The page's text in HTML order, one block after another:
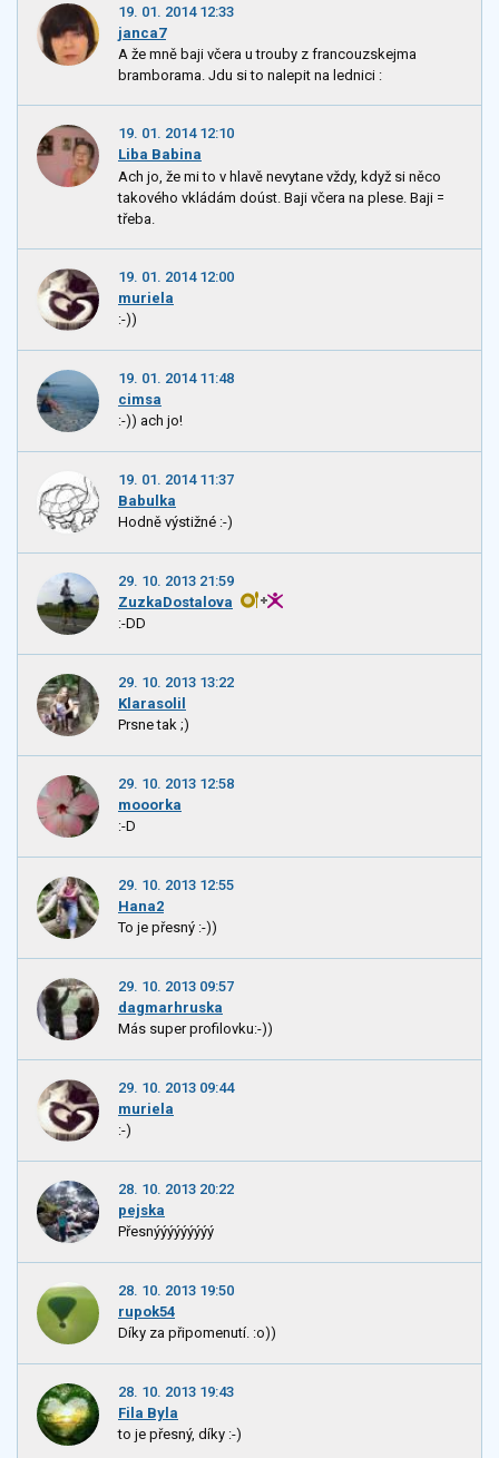
19. 01. 2014 12:33
janca7
A že mně baji včera u trouby z francouzskejma
bramborama. Jdu si to nalepit na lednici :
19. 01. 2014 12:10
Liba Babina
Ach jo, že mi to v hlavě nevytane vždy, když si něco
takového vkládám doúst. Baji včera na plese. Baji =
třeba.
19. 01. 2014 12:00
muriela
:-))
19. 01. 2014 11:48
cimsa
:-)) ach jo!
19. 01. 2014 11:37
Babulka
Hodně výstižné :-)
29. 10. 2013 21:59
ZuzkaDostalova
:-DD
29. 10. 2013 13:22
Klarasolil
Prsne tak ;)
29. 10. 2013 12:58
mooorka
:-D
29. 10. 2013 12:55
Hana2
To je přesný :-))
29. 10. 2013 09:57
dagmarhruska
Más super profilovku:-))
29. 10. 2013 09:44
muriela
:-)
28. 10. 2013 20:22
pejska
Přesnýýýýýýýýý
28. 10. 2013 19:50
rupok54
Díky za připomenutí. :o))
28. 10. 2013 19:43
Fila Byla
to je přesný, díky :-)